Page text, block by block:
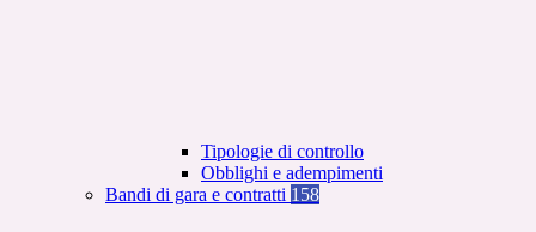
Tipologie di controllo
Obblighi e adempimenti
Bandi di gara e contratti 158